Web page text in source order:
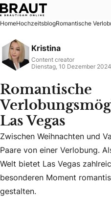
Romantische
HomeHochzeitsblogRomantische
Kristina
Content creator
Dienstag, 10 Dezember 2024
Romantische
Las Vegas
Zwischen Weihnachten und
Zwischen Weihnachten und
Paare von einer Verlobung.
Welt bietet Las Vegas
besonderen Moment
gestalten.